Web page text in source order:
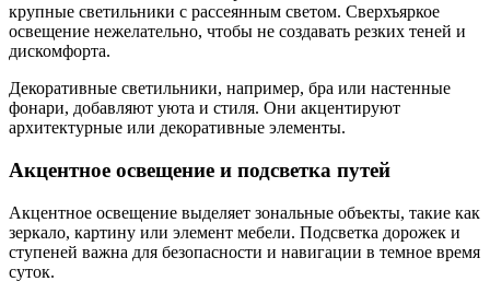
крупные светильники с рассеянным светом. Сверхъяркое
освещение нежелательно, чтобы не создавать резких теней и
дискомфорта.
Декоративные светильники, например, бра или настенные
фонари, добавляют уюта и стиля. Они акцентируют
архитектурные или декоративные элементы.
Акцентное освещение и подсветка путей
Акцентное освещение выделяет зональные объекты, такие как
зеркало, картину или элемент мебели. Подсветка дорожек и
ступеней важна для безопасности и навигации в темное время
суток.